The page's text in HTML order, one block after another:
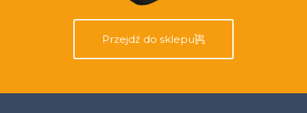
Przejdź do sklepu